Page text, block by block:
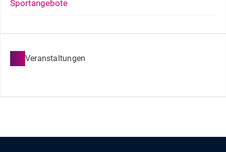
Sportangebote
Veranstaltungen